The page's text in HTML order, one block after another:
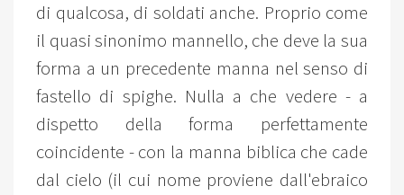
di qualcosa, di soldati anche. Proprio come
il quasi sinonimo mannello, che deve la sua
forma a un precedente manna nel senso di
fastello di spighe. Nulla a che vedere - a
dispetto della forma perfettamente
coincidente - con la manna biblica che cade
dal cielo (il cui nome proviene dall'ebraico